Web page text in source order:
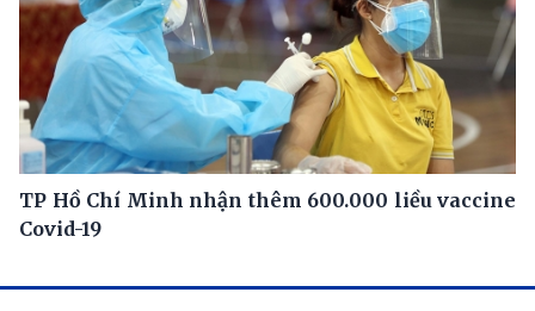
TP Hồ Chí Minh nhận thêm 600.000 liều vaccine
Covid-19